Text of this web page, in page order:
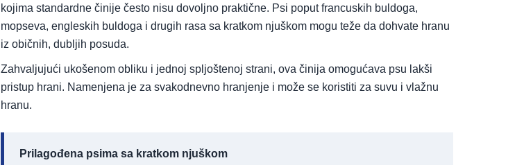
kojima standardne činije često nisu dovoljno praktične. Psi poput francuskih buldoga,
mopseva, engleskih buldoga i drugih rasa sa kratkom njuškom mogu teže da dohvate hranu
iz običnih, dubljih posuda.
Zahvaljujući ukošenom obliku i jednoj spljoštenoj strani, ova činija omogućava psu lakši
pristup hrani. Namenjena je za svakodnevno hranjenje i može se koristiti za suvu i vlažnu
hranu.
Prilagođena psima sa kratkom njuškom